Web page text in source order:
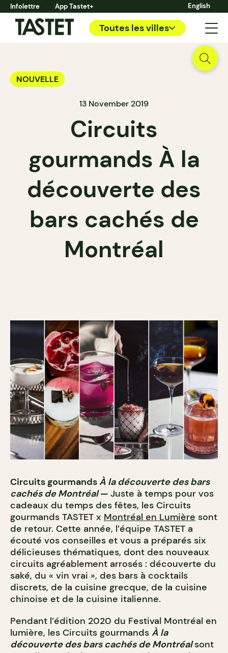
Infolettre App Tastet+ English
Toutes les villes
NOUVELLE
13 November 2019
Circuits
gourmands À la
découverte des
bars cachés de
Montréal
Circuits gourmandsÀ la découverte des bars
cachés de Montréal— Juste à temps pour vos
cadeaux du temps des fêtes, les Circuits
gourmands TASTET x Montréal en Lumière sont
de retour. Cette année, l’équipe TASTET a
écouté vos conseilles et vous a préparés six
délicieuses thématiques, dont des nouveaux
circuits agréablement arrosés : découverte du
saké, du « vin vrai », des bars à cocktails
discrets, de la cuisine grecque, de la cuisine
chinoise et de la cuisine italienne.
Pendant l’édition 2020 du Festival Montréal en
lumière, les Circuits gourmands À la
découverte des bars cachés de Montréalsont